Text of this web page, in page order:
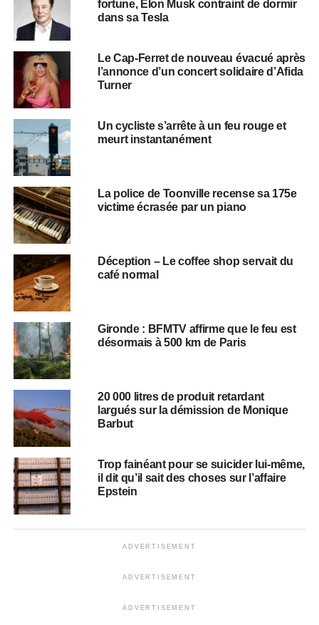
fortune, Elon Musk contraint de dormir
dans sa Tesla
Le Cap-Ferret de nouveau évacué après
l’annonce d’un concert solidaire d’Afida
Turner
Un cycliste s’arrête à un feu rouge et
meurt instantanément
La police de Toonville recense sa 175e
victime écrasée par un piano
Déception – Le coffee shop servait du
café normal
Gironde : BFMTV affirme que le feu est
désormais à 500 km de Paris
20 000 litres de produit retardant
largués sur la démission de Monique
Barbut
Trop fainéant pour se suicider lui-même,
il dit qu’il sait des choses sur l’affaire
Epstein
ADVERTISEMENT
ADVERTISEMENT
ADVERTISEMENT